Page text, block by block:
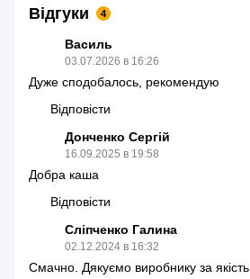
Відгуки 4
Василь
03.07.2026 в 16:26
Дуже сподобалось, рекомендую
Відповісти
Донченко Сергій
16.09.2025 в 19:58
Добра каша
Відповісти
Сліпченко Галина
02.12.2024 в 16:32
Смачно. Дякуємо виробнику за якість.